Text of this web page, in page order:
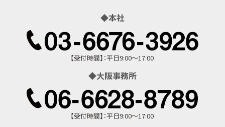
本社
【受付時間】：平日9:00～17:00
大阪事務所
【受付時間】：平日9:00～17:00